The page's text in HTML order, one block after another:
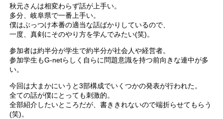
秋元さんは相変わらず話が上手い。
多分、岐阜県で一番上手い。
僕はぶっつけ本番の適当な話ばかりしているので、
一度、真剣にそのやり方を学んでみたい(笑)。
参加者は約半分が学生で約半分が社会人や経営者。
参加学生もG-netらしく自らに問題意識を持つ前向きな連中が多
い。
今回は大まかにいうと3部構成でいくつかの発表が行われた。
全ての話が僕にとっても刺激的。
全部紹介したいところだが、書ききれないので端折らせてもらう
(笑)。